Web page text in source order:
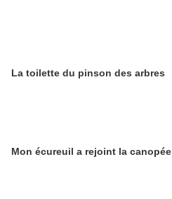
La toilette du pinson des arbres
Mon écureuil a rejoint la canopée